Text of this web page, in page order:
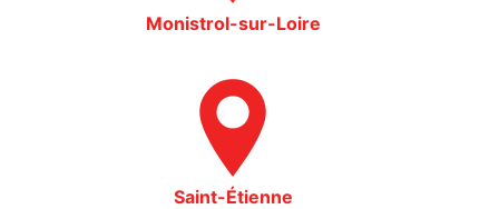
Monistrol-sur-Loire
Saint-Étienne